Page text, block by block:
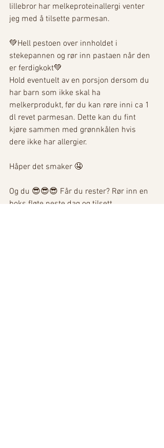
lillebror har melkeproteinallergi venter
jeg med å tilsette parmesan.
💚Hell pestoen over innholdet i
stekepannen og rør inn pastaen når den
er ferdigkokt💚
Hold eventuelt av en porsjon dersom du
har barn som ikke skal ha
melkerprodukt, før du kan røre inni ca 1
dl revet parmesan. Dette kan du fint
kjøre sammen med grønnkålen hvis
dere ikke har allergier.
Håper det smaker 🤤
Og du 😎😎😎 Får du rester? Rør inn en
boks fløte neste dag og tilsett